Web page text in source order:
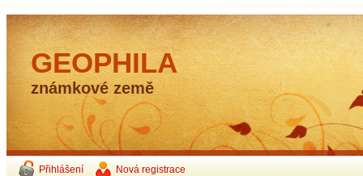
GEOPHILA
známkové země
Přihlášení Nová registrace